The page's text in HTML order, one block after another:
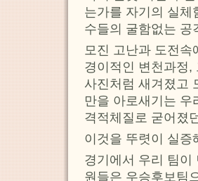
는가를 자기의 실체
수들의 굴함없는 공
모진 고난과 도전
경이적인 변천과정,
사진처럼 새겨졌고
만을 아로새기는
격적체질로 굳어졌
이것을 뚜렷이 실증
경기에서 우리 팀이
원들은 우승후보팀